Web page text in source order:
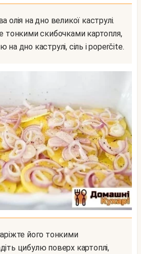
тонкими скибочками картопля,
на дно каструлі, сіль і poperčite.
цибулю поверх картоплі,